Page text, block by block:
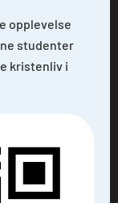
opplevelse
studenter
kristenliv i